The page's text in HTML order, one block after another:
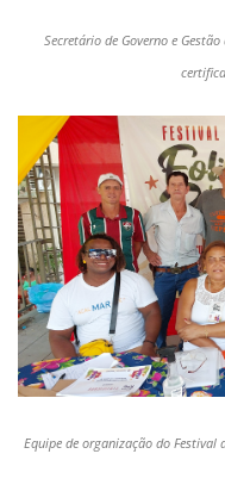
Secretário de Governo e
Equipe de organização do Festival